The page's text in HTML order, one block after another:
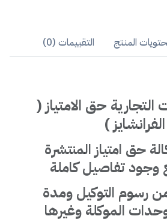
المنتج التقييمات (0)
التجارية حق الامتياز (
الفرانشايز )
26 وكالة حق امتياز المنتشرة
وجود تفاصيل كاملة
رسوم التوكيل ومدة
الموكلة وغيرها